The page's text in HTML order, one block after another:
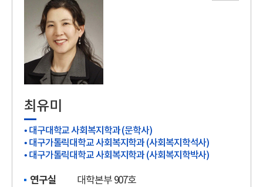
최유미
• 대구대학교 사회복지학과 (문학사)
• 대구가톨릭대학교 사회복지학과 (사회복지학석사)
• 대구가톨릭대학교 사회복지학과 (사회복지학박사)
연구실
대학본부 907호